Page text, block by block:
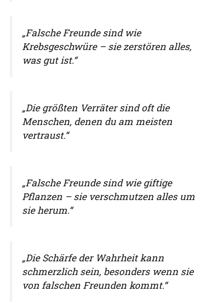
„Falsche Freunde sind wie
Krebsgeschwüre – sie zerstören alles,
was gut ist.“
„Die größten Verräter sind oft die
Menschen, denen du am meisten
vertraust.“
„Falsche Freunde sind wie giftige
Pflanzen – sie verschmutzen alles um
sie herum.“
„Die Schärfe der Wahrheit kann
schmerzlich sein, besonders wenn sie
von falschen Freunden kommt.“